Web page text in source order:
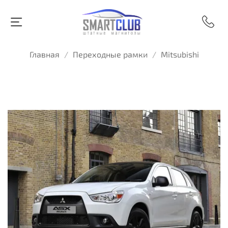
Главная Переходные рамки Mitsubishi